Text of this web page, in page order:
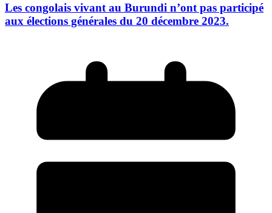
Les congolais vivant au Burundi n’ont pas participé
aux élections générales du 20 décembre 2023.